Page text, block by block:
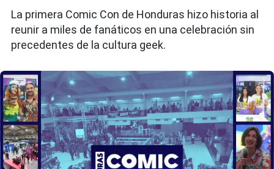
La primera Comic Con de Honduras hizo historia al
reunir a miles de fanáticos en una celebración sin
precedentes de la cultura geek.